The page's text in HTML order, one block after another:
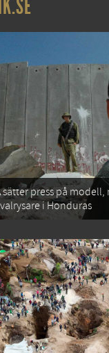
sätter press på modell,
i Honduras